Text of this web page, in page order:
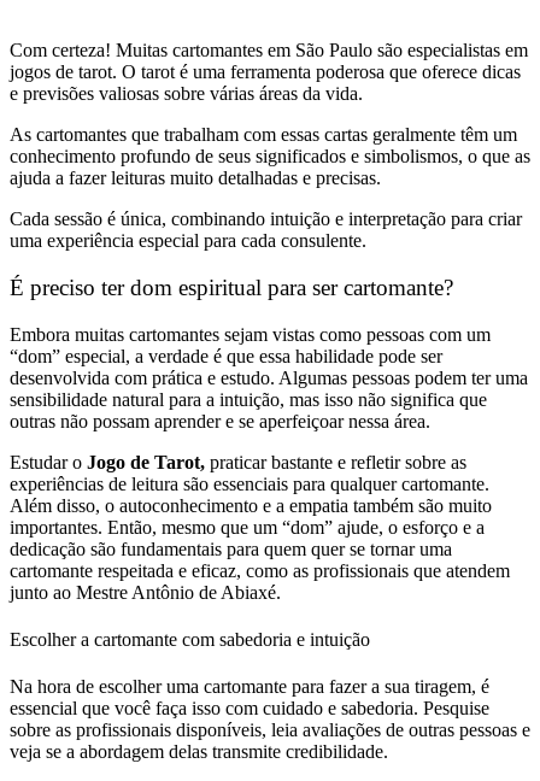
Com certeza! Muitas cartomantes em São Paulo são especialistas em
jogos de tarot. O tarot é uma ferramenta poderosa que oferece dicas
e previsões valiosas sobre várias áreas da vida.
As cartomantes que trabalham com essas cartas geralmente têm um
conhecimento profundo de seus significados e simbolismos, o que as
ajuda a fazer leituras muito detalhadas e precisas.
Cada sessão é única, combinando intuição e interpretação para criar
uma experiência especial para cada consulente.
É preciso ter dom espiritual para ser cartomante?
Embora muitas cartomantes sejam vistas como pessoas com um
“dom” especial, a verdade é que essa habilidade pode ser
desenvolvida com prática e estudo. Algumas pessoas podem ter uma
sensibilidade natural para a intuição, mas isso não significa que
outras não possam aprender e se aperfeiçoar nessa área.
Estudar o Jogo de Tarot, praticar bastante e refletir sobre as
experiências de leitura são essenciais para qualquer cartomante.
Além disso, o autoconhecimento e a empatia também são muito
importantes. Então, mesmo que um “dom” ajude, o esforço e a
dedicação são fundamentais para quem quer se tornar uma
cartomante respeitada e eficaz, como as profissionais que atendem
junto ao Mestre Antônio de Abiaxé.
Escolher a cartomante com sabedoria e intuição
Na hora de escolher uma cartomante para fazer a sua tiragem, é
essencial que você faça isso com cuidado e sabedoria. Pesquise
sobre as profissionais disponíveis, leia avaliações de outras pessoas e
veja se a abordagem delas transmite credibilidade.